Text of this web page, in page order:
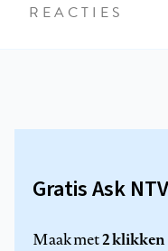
REACTIES
Gratis Ask
Maak met2 klikken